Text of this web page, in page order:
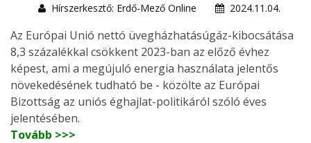
Hírszerkesztő: Erdő-Mező Online
2024.11.04.
Az Európai Unió nettó üvegházhatásúgáz-kibocsátása
8,3 százalékkal csökkent 2023-ban az előző évhez
képest, ami a megújuló energia használata jelentős
növekedésének tudható be - közölte az Európai
Bizottság az uniós éghajlat-politikáról szóló éves
jelentésében.
Tovább >>>